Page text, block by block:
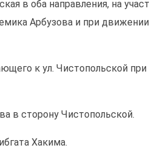
в оба направления, на
Арбузова и при
к ул. Чистопольской
в сторону Чистопольской.
Хакима.